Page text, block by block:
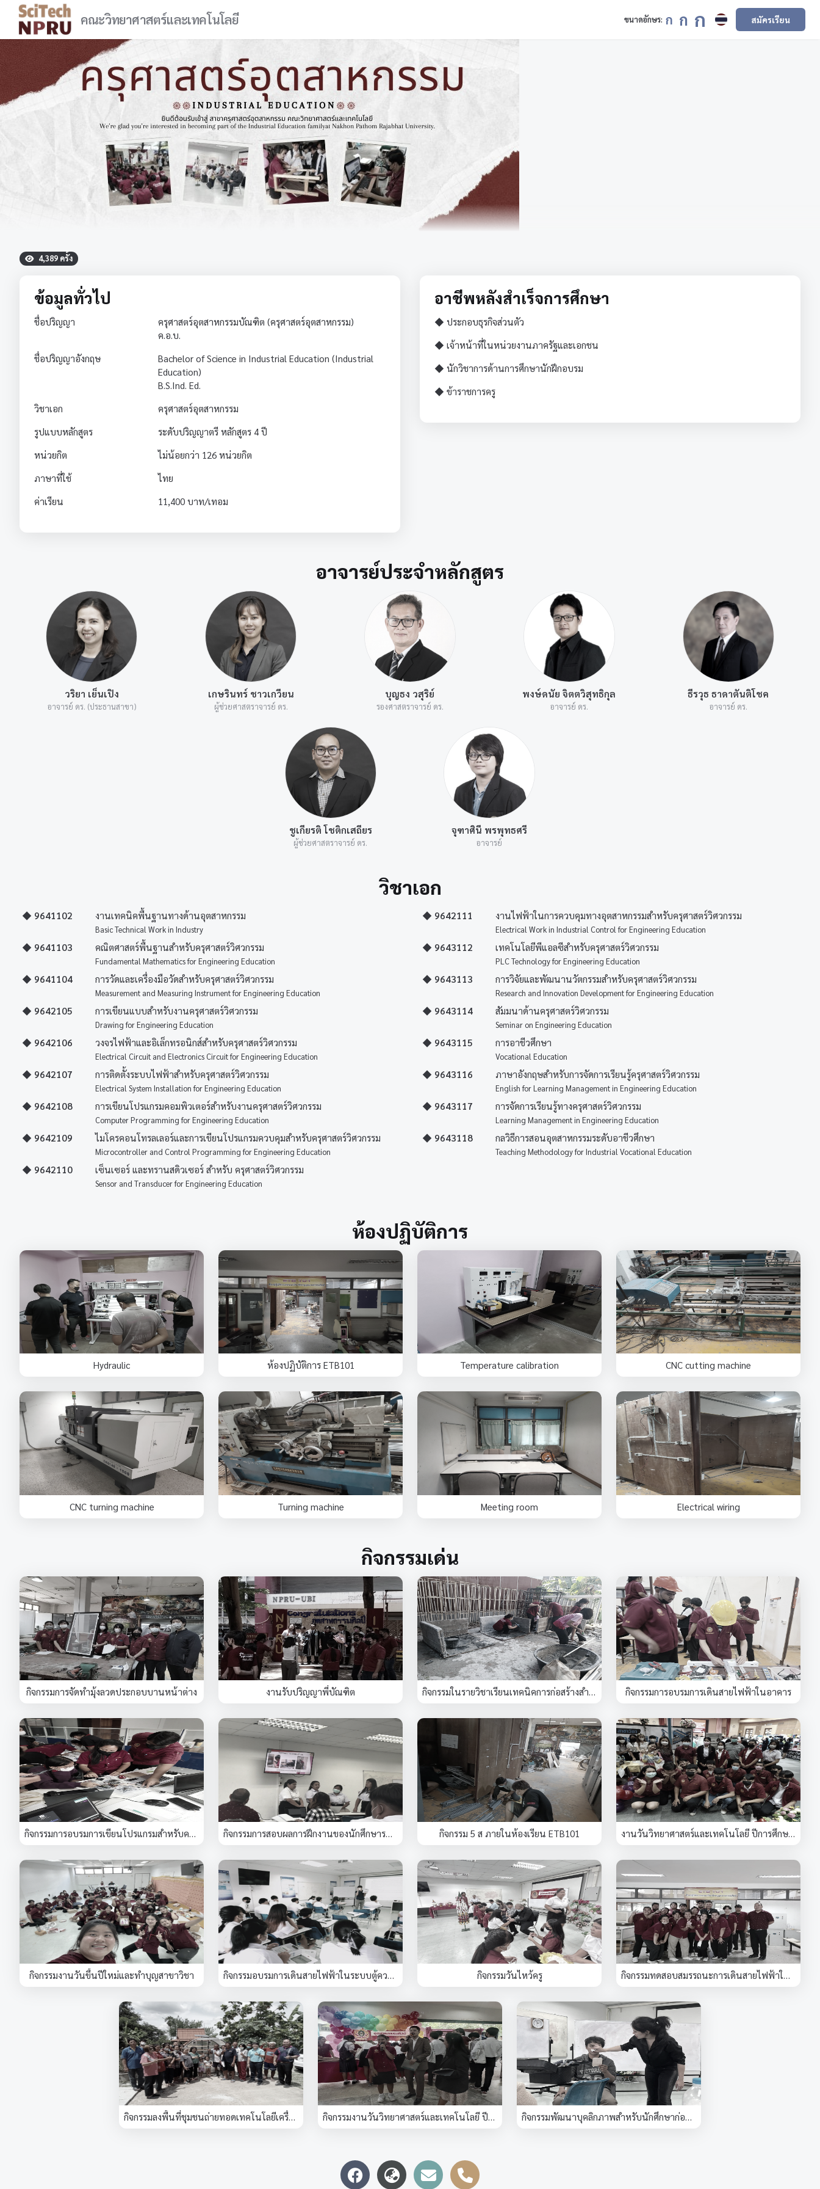
คณะวิทยาศาสตร์และเทคโนโลยี ขนาดอักษร: ก ก ก สมัครเรียน
4,389 ครั้ง
ข้อมูลทั่วไป
ชื่อปริญญา
ครุศาสตร์อุตสาหกรรมบัณฑิต (ครุศาสตร์อุตสาหกรรม)
ค.อ.บ.
ชื่อปริญญาอังกฤษ
Bachelor of Science in Industrial Education (Industrial
Education)
B.S.Ind. Ed.
วิชาเอก
ครุศาสตร์อุตสาหกรรม
รูปแบบหลักสูตร
ระดับปริญญาตรี หลักสูตร 4 ปี
หน่วยกิต
ไม่น้อยกว่า 126 หน่วยกิต
ภาษาที่ใช้
ไทย
ค่าเรียน
11,400 บาท/เทอม
อาชีพหลังสำเร็จการศึกษา
◆ ประกอบธุรกิจส่วนตัว
◆ เจ้าหน้าที่ในหน่วยงานภาครัฐและเอกชน
◆ นักวิชาการด้านการศึกษานักฝึกอบรม
◆ ข้าราชการครู
อาจารย์ประจำหลักสูตร
วริยา เย็นเปิง
อาจารย์ ดร. (ประธานสาขา)
เกษรินทร์ ชาวเกวียน
ผู้ช่วยศาสตราจารย์ ดร.
บุญธง วสุริย์
รองศาสตราจารย์ ดร.
พงษ์ดนัย จิตตวิสุทธิกุล
อาจารย์ ดร.
ธีรวุธ ธาดาตันติโชค
อาจารย์ ดร.
ชูเกียรติ โชติกเสถียร
ผู้ช่วยศาสตราจารย์ ดร.
จุฑาศินี พรพุทธศรี
อาจารย์
วิชาเอก
◆ 9641102 งานเทคนิคพื้นฐานทางด้านอุตสาหกรรม
Basic Technical Work in Industry
◆ 9641103 คณิตศาสตร์พื้นฐานสำหรับครุศาสตร์วิศวกรรม
Fundamental Mathematics for Engineering Education
◆ 9641104 การวัดและเครื่องมือวัดสำหรับครุศาสตร์วิศวกรรม
Measurement and Measuring Instrument for Engineering Education
◆ 9642105 การเขียนแบบสำหรับงานครุศาสตร์วิศวกรรม
Drawing for Engineering Education
◆ 9642106 วงจรไฟฟ้าและอิเล็กทรอนิกส์สำหรับครุศาสตร์วิศวกรรม
Electrical Circuit and Electronics Circuit for Engineering Education
◆ 9642107 การติดตั้งระบบไฟฟ้าสำหรับครุศาสตร์วิศวกรรม
Electrical System Installation for Engineering Education
◆ 9642108 การเขียนโปรแกรมคอมพิวเตอร์สำหรับงานครุศาสตร์วิศวกรรม
Computer Programming for Engineering Education
◆ 9642109 ไมโครคอนโทรลเลอร์และการเขียนโปรแกรมควบคุมสำหรับครุศาสตร์วิศวกรรม
Microcontroller and Control Programming for Engineering Education
◆ 9642110 เซ็นเซอร์ และทรานสดิวเซอร์ สำหรับ ครุศาสตร์วิศวกรรม
Sensor and Transducer for Engineering Education
◆ 9642111 งานไฟฟ้าในการควบคุมทางอุตสาหกรรมสำหรับครุศาสตร์วิศวกรรม
Electrical Work in Industrial Control for Engineering Education
◆ 9643112 เทคโนโลยีพีแอลซีสำหรับครุศาสตร์วิศวกรรม
PLC Technology for Engineering Education
◆ 9643113 การวิจัยและพัฒนานวัตกรรมสำหรับครุศาสตร์วิศวกรรม
Research and Innovation Development for Engineering Education
◆ 9643114 สัมมนาด้านครุศาสตร์วิศวกรรม
Seminar on Engineering Education
◆ 9643115 การอาชีวศึกษา
Vocational Education
◆ 9643116 ภาษาอังกฤษสำหรับการจัดการเรียนรู้ครุศาสตร์วิศวกรรม
English for Learning Management in Engineering Education
◆ 9643117 การจัดการเรียนรู้ทางครุศาสตร์วิศวกรรม
Learning Management in Engineering Education
◆ 9643118 กลวิธีการสอนอุตสาหกรรมระดับอาชีวศึกษา
Teaching Methodology for Industrial Vocational Education
ห้องปฏิบัติการ
Hydraulic ห้องปฏิบัติการ ETB101 Temperature calibration CNC cutting machine
CNC turning machine Turning machine Meeting room Electrical wiring
กิจกรรมเด่น
กิจกรรมการจัดทำมุ้งลวดประกอบบานหน้าต่าง งานรับปริญญาพี่บัณฑิต กิจกรรมในรายวิชาเรียนเทคนิคการก่อสร้างสำหรับครูอุตสาหกรรม กิจกรรมการอบรมการเดินสายไฟฟ้าในอาคาร
กิจกรรมการอบรมการเขียนโปรแกรมสำหรับครูอุตสาหกรรมศิลป์ กิจกรรมการสอบผลการฝึกงานของนักศึกษารหัส 63-64 กิจกรรม 5 ส ภายในห้องเรียน ETB101 งานวันวิทยาศาสตร์และเทคโนโลยี ปีการศึกษา 2565 มหาวิทยาลัยราชภัฏนครปฐม
กิจกรรมงานวันขึ้นปีใหม่และทำบุญสาขาวิชา กิจกรรมอบรมการเดินสายไฟฟ้าในระบบตู้ควบคุม กิจกรรมวันไหว้ครู กิจกรรมทดสอบสมรรถนะการเดินสายไฟฟ้าในอาคาร
กิจกรรมลงพื้นที่ชุมชนถ่ายทอดเทคโนโลยีเครื่องอบแห้ง กิจกรรมงานวันวิทยาศาสตร์และเทคโนโลยี ปีการศึกษา 2566 กิจกรรมพัฒนาบุคลิกภาพสำหรับนักศึกษาก่อนออกฝึกงาน